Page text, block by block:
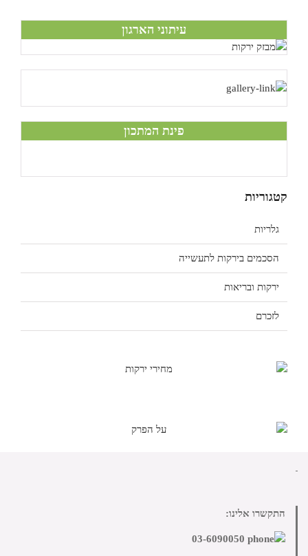
עיתוני הארגון
פינת המתכון
קטגוריות
גלריות
הסכמים בירקות לתעשייה
ירקות ובריאות
לזכרם
התקשרו אלינו: